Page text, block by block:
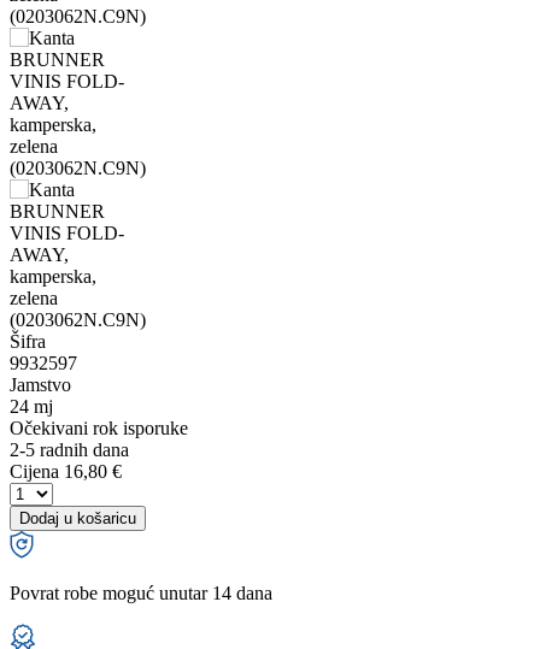
Šifra
9932597
Jamstvo
24 mj
Očekivani rok isporuke
2-5 radnih dana
Cijena 16,80 €
Dodaj u košaricu
Povrat robe moguć unutar 14 dana